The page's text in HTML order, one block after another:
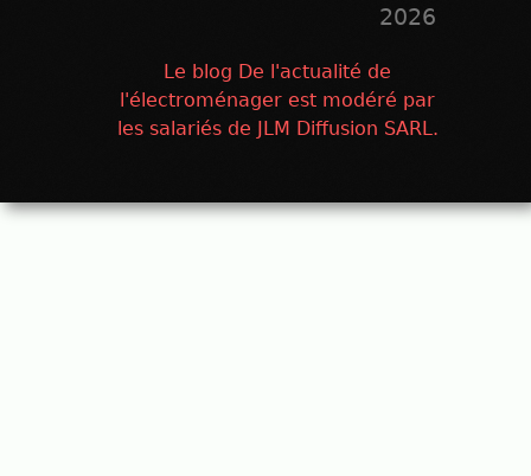
2026
Le blog De l'actualité de
l'électroménager est modéré par
les salariés de JLM Diffusion SARL.